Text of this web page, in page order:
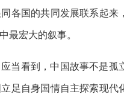
各国的共同发展联系起
最宏大的叙事。
当看到，中国故事不是
足自身国情自主探索现